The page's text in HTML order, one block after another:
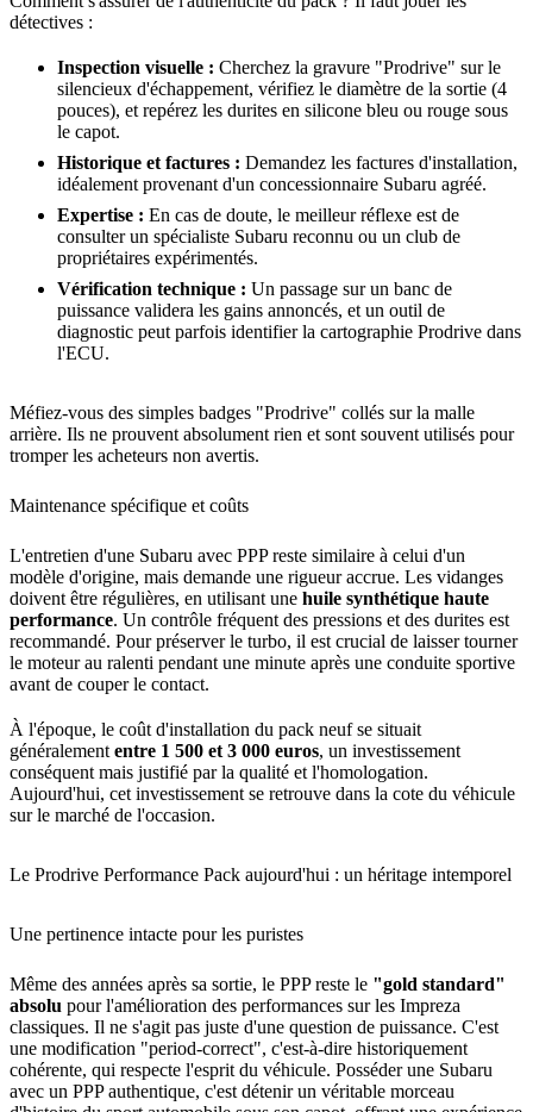
détectives :
Inspection visuelle : Cherchez la gravure "Prodrive" sur le
silencieux d'échappement, vérifiez le diamètre de la sortie (4
pouces), et repérez les durites en silicone bleu ou rouge sous
le capot.
Historique et factures : Demandez les factures d'installation,
idéalement provenant d'un concessionnaire Subaru agréé.
Expertise : En cas de doute, le meilleur réflexe est de
consulter un spécialiste Subaru reconnu ou un club de
propriétaires expérimentés.
Vérification technique : Un passage sur un banc de
puissance validera les gains annoncés, et un outil de
diagnostic peut parfois identifier la cartographie Prodrive dans
l'ECU.
Méfiez-vous des simples badges "Prodrive" collés sur la malle
arrière. Ils ne prouvent absolument rien et sont souvent utilisés pour
tromper les acheteurs non avertis.
Maintenance spécifique et coûts
L'entretien d'une Subaru avec PPP reste similaire à celui d'un
modèle d'origine, mais demande une rigueur accrue. Les vidanges
doivent être régulières, en utilisant une huile synthétique haute
performance. Un contrôle fréquent des pressions et des durites est
recommandé. Pour préserver le turbo, il est crucial de laisser tourner
le moteur au ralenti pendant une minute après une conduite sportive
avant de couper le contact.
À l'époque, le coût d'installation du pack neuf se situait
généralement entre 1 500 et 3 000 euros, un investissement
conséquent mais justifié par la qualité et l'homologation.
Aujourd'hui, cet investissement se retrouve dans la cote du véhicule
sur le marché de l'occasion.
Le Prodrive Performance Pack aujourd'hui : un héritage intemporel
Une pertinence intacte pour les puristes
Même des années après sa sortie, le PPP reste le "gold standard"
absolu pour l'amélioration des performances sur les Impreza
classiques. Il ne s'agit pas juste d'une question de puissance. C'est
une modification "period-correct", c'est-à-dire historiquement
cohérente, qui respecte l'esprit du véhicule. Posséder une Subaru
avec un PPP authentique, c'est détenir un véritable morceau